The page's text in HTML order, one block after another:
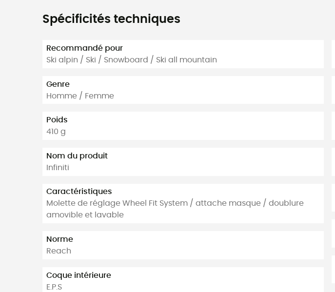
Spécificités techniques
Recommandé pour
Ski alpin / Ski / Snowboard / Ski all mountain
Genre
Homme / Femme
Poids
410 g
Nom du produit
Infiniti
Caractéristiques
Molette de réglage Wheel Fit System / attache masque / doublure
amovible et lavable
Norme
Reach
Coque intérieure
E.P.S